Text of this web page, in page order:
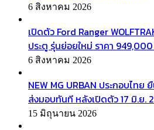
6 สิงหาคม 2026
เปิดตัว Ford Ranger
ประตู รุ่นย่อยใหม่ ราคา
6 สิงหาคม 2026
NEW MG URBAN ประกอบไท
ส่งมอบทันที หลังเปิดตัว 17 มิ.ย.
15 มิถุนายน 2026